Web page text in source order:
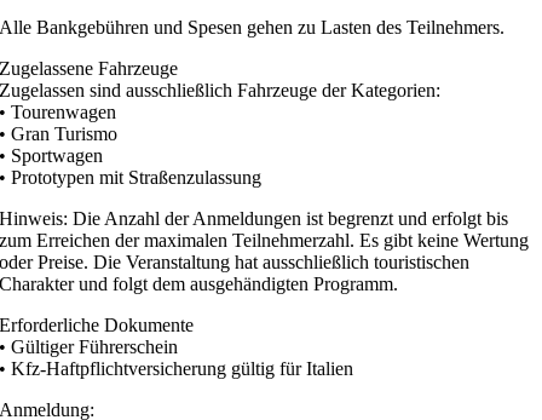
Alle Bankgebühren und Spesen gehen zu Lasten des Teilnehmers.
Zugelassene Fahrzeuge
Zugelassen sind ausschließlich Fahrzeuge der Kategorien:
• Tourenwagen
• Gran Turismo
• Sportwagen
• Prototypen mit Straßenzulassung
Hinweis: Die Anzahl der Anmeldungen ist begrenzt und erfolgt bis
zum Erreichen der maximalen Teilnehmerzahl. Es gibt keine Wertung
oder Preise. Die Veranstaltung hat ausschließlich touristischen
Charakter und folgt dem ausgehändigten Programm.
Erforderliche Dokumente
• Gültiger Führerschein
• Kfz-Haftpflichtversicherung gültig für Italien
Anmeldung: